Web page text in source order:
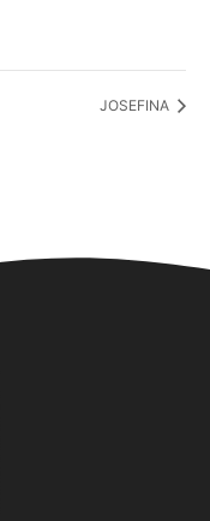
JOSEFINA